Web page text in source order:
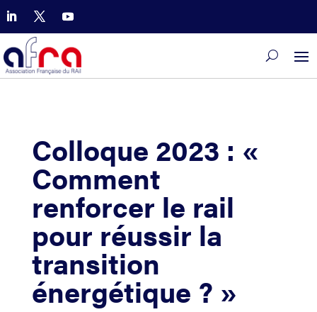
Colloque 2023 : «
Comment
renforcer le rail
pour réussir la
transition
énergétique ? »